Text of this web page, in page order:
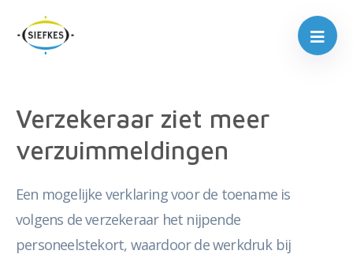
Verzekeraar ziet meer
verzuimmeldingen
Een mogelijke verklaring voor de toename is
volgens de verzekeraar het nijpende
personeelstekort, waardoor de werkdruk bij